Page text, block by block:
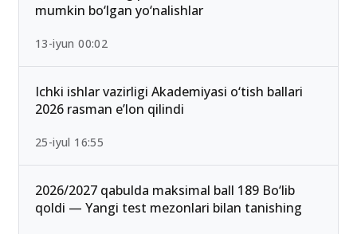
Qabul-2026: Eng past o‘tish ballari bilan kirish
mumkin bo‘lgan yo‘nalishlar
13-iyun 00:02
Ichki ishlar vazirligi Akademiyasi o‘tish ballari
2026 rasman e’lon qilindi
25-iyul 16:55